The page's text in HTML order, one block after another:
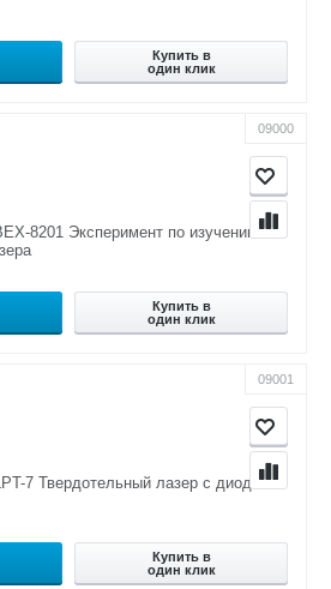
Купить в
один клик
09000
8201 Эксперимент по изучению
Купить в
один клик
09001
7 Твердотельный лазер с диодной
Купить в
один клик